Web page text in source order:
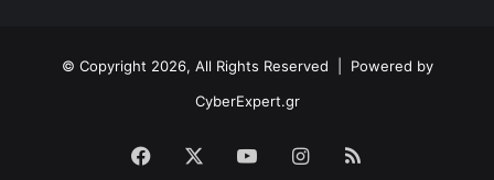
© Copyright 2026, All Rights Reserved | Powered by
CyberExpert.gr
Facebook YouTubeInstagram
RSS